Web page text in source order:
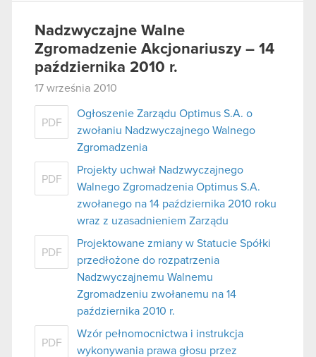
Nadzwyczajne Walne
Zgromadzenie Akcjonariuszy – 14
października 2010 r.
17 września 2010
PDF
Ogłoszenie Zarządu Optimus S.A. o
zwołaniu Nadzwyczajnego Walnego
Zgromadzenia
PDF
Projekty uchwał Nadzwyczajnego
Walnego Zgromadzenia Optimus S.A.
zwołanego na 14 października 2010 roku
wraz z uzasadnieniem Zarządu
PDF
Projektowane zmiany w Statucie Spółki
przedłożone do rozpatrzenia
Nadzwyczajnemu Walnemu
Zgromadzeniu zwołanemu na 14
października 2010 r.
PDF
Wzór pełnomocnictwa i instrukcja
wykonywania prawa głosu przez